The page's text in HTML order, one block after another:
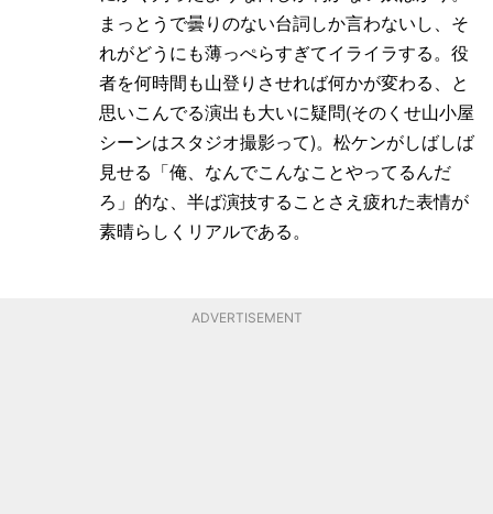
まっとうで曇りのない台詞しか言わないし、そ
れがどうにも薄っぺらすぎてイライラする。役
者を何時間も山登りさせれば何かが変わる、と
思いこんでる演出も大いに疑問(そのくせ山小屋
シーンはスタジオ撮影って)。松ケンがしばしば
見せる「俺、なんでこんなことやってるんだ
ろ」的な、半ば演技することさえ疲れた表情が
素晴らしくリアルである。
ADVERTISEMENT